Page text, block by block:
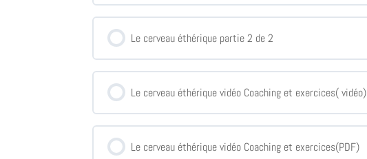
Le cerveau éthérique partie 2 de 2
Le cerveau éthérique vidéo Coaching et exercices( vidéo)
Le cerveau éthérique vidéo Coaching et exercices(PDF)